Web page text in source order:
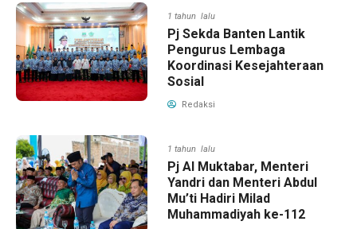
1 tahun lalu
Pj Sekda Banten Lantik
Pengurus Lembaga
Koordinasi Kesejahteraan
Sosial
Redaksi
1 tahun lalu
Pj Al Muktabar, Menteri
Yandri dan Menteri Abdul
Mu’ti Hadiri Milad
Muhammadiyah ke-112